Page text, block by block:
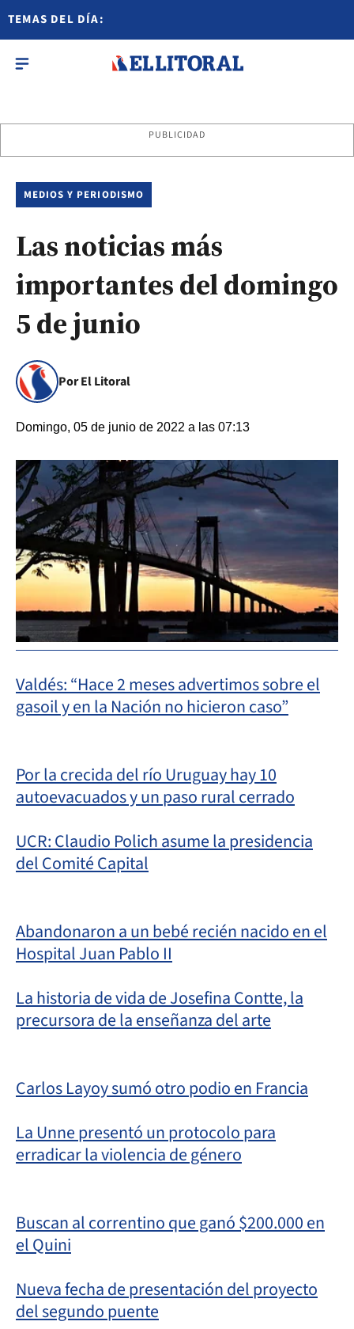
TEMAS DEL DÍA:
PUBLICIDAD
MEDIOS Y PERIODISMO
Las noticias más
importantes del domingo
5 de junio
Por El Litoral
Domingo, 05 de junio de 2022 a las 07:13
Valdés: “Hace 2 meses advertimos sobre el
gasoil y en la Nación no hicieron caso”
Por la crecida del río Uruguay hay 10
autoevacuados y un paso rural cerrado
UCR: Claudio Polich asume la presidencia
del Comité Capital
Abandonaron a un bebé recién nacido en el
Hospital Juan Pablo II
La historia de vida de Josefina Contte, la
precursora de la enseñanza del arte
Carlos Layoy sumó otro podio en Francia
La Unne presentó un protocolo para
erradicar la violencia de género
Buscan al correntino que ganó $200.000 en
el Quini
Nueva fecha de presentación del proyecto
del segundo puente